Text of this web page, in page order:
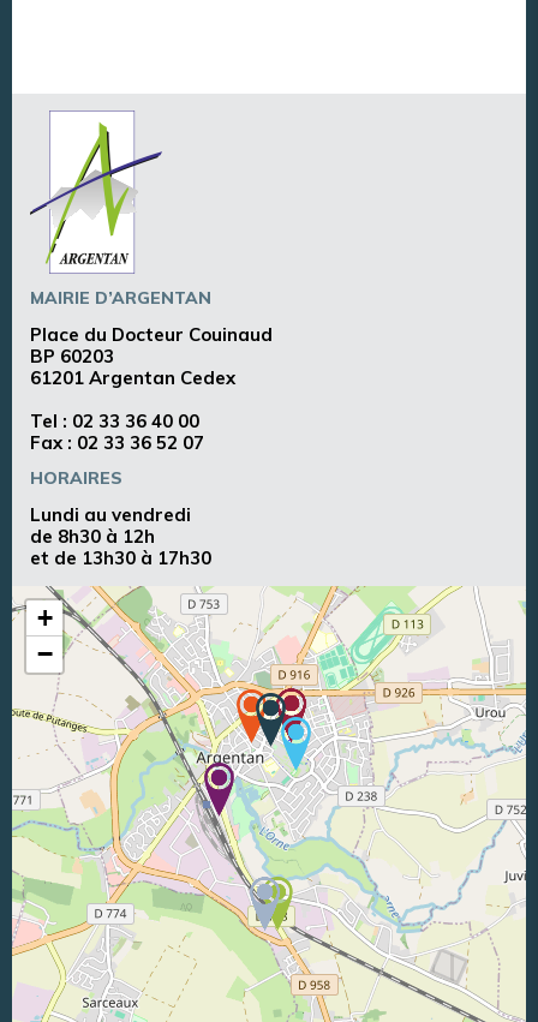
MAIRIE D’ARGENTAN
Place du Docteur Couinaud
BP 60203
61201 Argentan Cedex
Tel : 02 33 36 40 00
Fax : 02 33 36 52 07
HORAIRES
Lundi au vendredi
de 8h30 à 12h
et de 13h30 à 17h30
+
−